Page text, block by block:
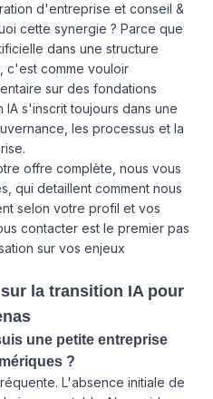
d'entreprise et conseil &
cette synergie ? Parce que
dans une structure
c'est comme vouloir
sur des fondations
s'inscrit toujours dans une
les processus et la
offre complète, nous vous
, qui detaillent comment nous
selon votre profil et vos
contacter est le premier pas
sur vos enjeux
la transition IA pour
une petite entreprise
?
L'absence initiale de